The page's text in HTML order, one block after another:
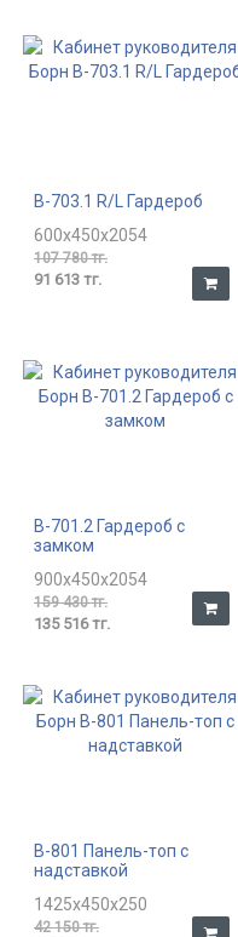
В-703.1 R/L Гардероб
600x450x2054
107 780 тг.
91 613 тг.
В-701.2 Гардероб с
замком
900x450x2054
159 430 тг.
135 516 тг.
В-801 Панель-топ с
надставкой
1425x450x250
42 150 тг.